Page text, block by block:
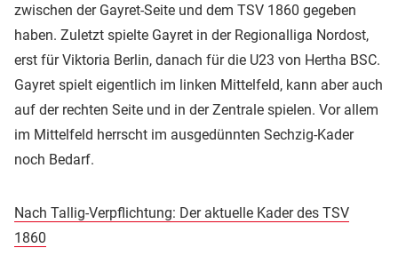
zwischen der Gayret-Seite und dem TSV 1860 gegeben
haben. Zuletzt spielte Gayret in der Regionalliga Nordost,
erst für Viktoria Berlin, danach für die U23 von Hertha BSC.
Gayret spielt eigentlich im linken Mittelfeld, kann aber auch
auf der rechten Seite und in der Zentrale spielen. Vor allem
im Mittelfeld herrscht im ausgedünnten Sechzig-Kader
noch Bedarf.
Nach Tallig-Verpflichtung: Der aktuelle Kader des TSV
1860